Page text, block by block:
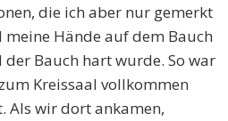
die ich aber nur gemerkt
meine Hände auf dem Bauch
der Bauch hart wurde. So war
Kreissaal vollkommen
Als wir dort ankamen,